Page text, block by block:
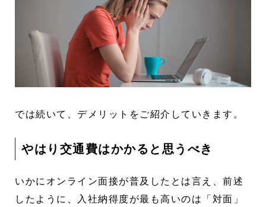
では続いて、デメリットをご紹介していきます。
やはり交通費はかかると思うべき
いかにオンライン面接が普及したとは言え、前述
したように、入社納得度が最も高いのは「対面」